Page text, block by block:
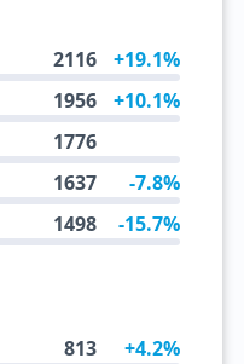
2116 +19.1%
1956 +10.1%
1776
1637 -7.8%
1498 -15.7%
813 +4.2%